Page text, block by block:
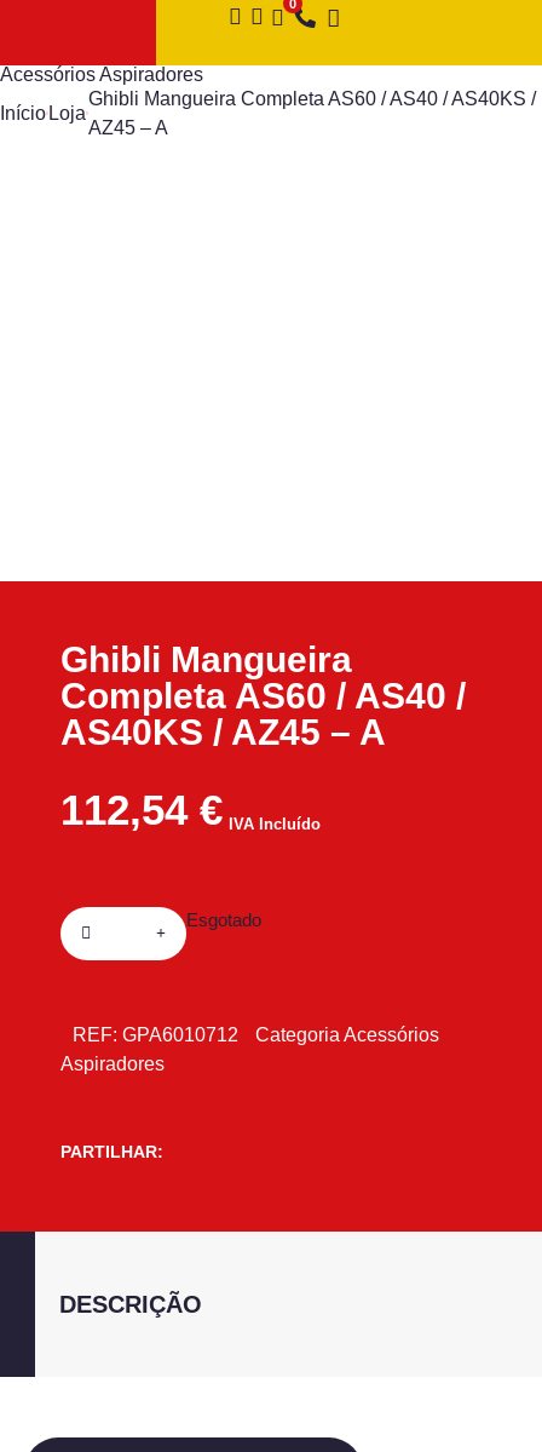
Acessórios Aspiradores
Início Loja
Ghibli Mangueira Completa AS60 / AS40 / AS40KS /
AZ45 – A
Ghibli Mangueira
Completa AS60 / AS40 /
AS40KS / AZ45 – A
112,54 € IVA Incluído
Esgotado
REF: GPA6010712 Categoria Acessórios
Aspiradores
PARTILHAR:
DESCRIÇÃO